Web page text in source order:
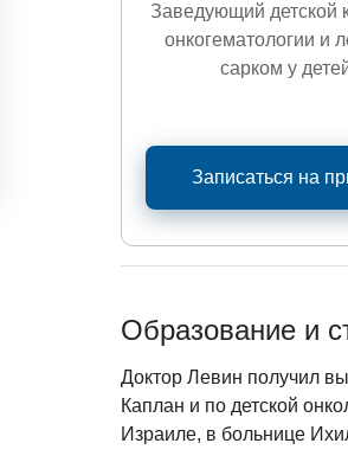
Заведующий детской
онкогематологии и
сарком у
Записаться на
Образование и
Доктор Левин получил
Каплан и по детской
Израиле, в больнице